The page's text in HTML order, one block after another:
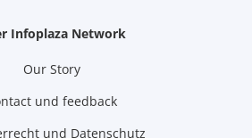
Infoplaza Network
Our Story
und feedback
und Datenschutz